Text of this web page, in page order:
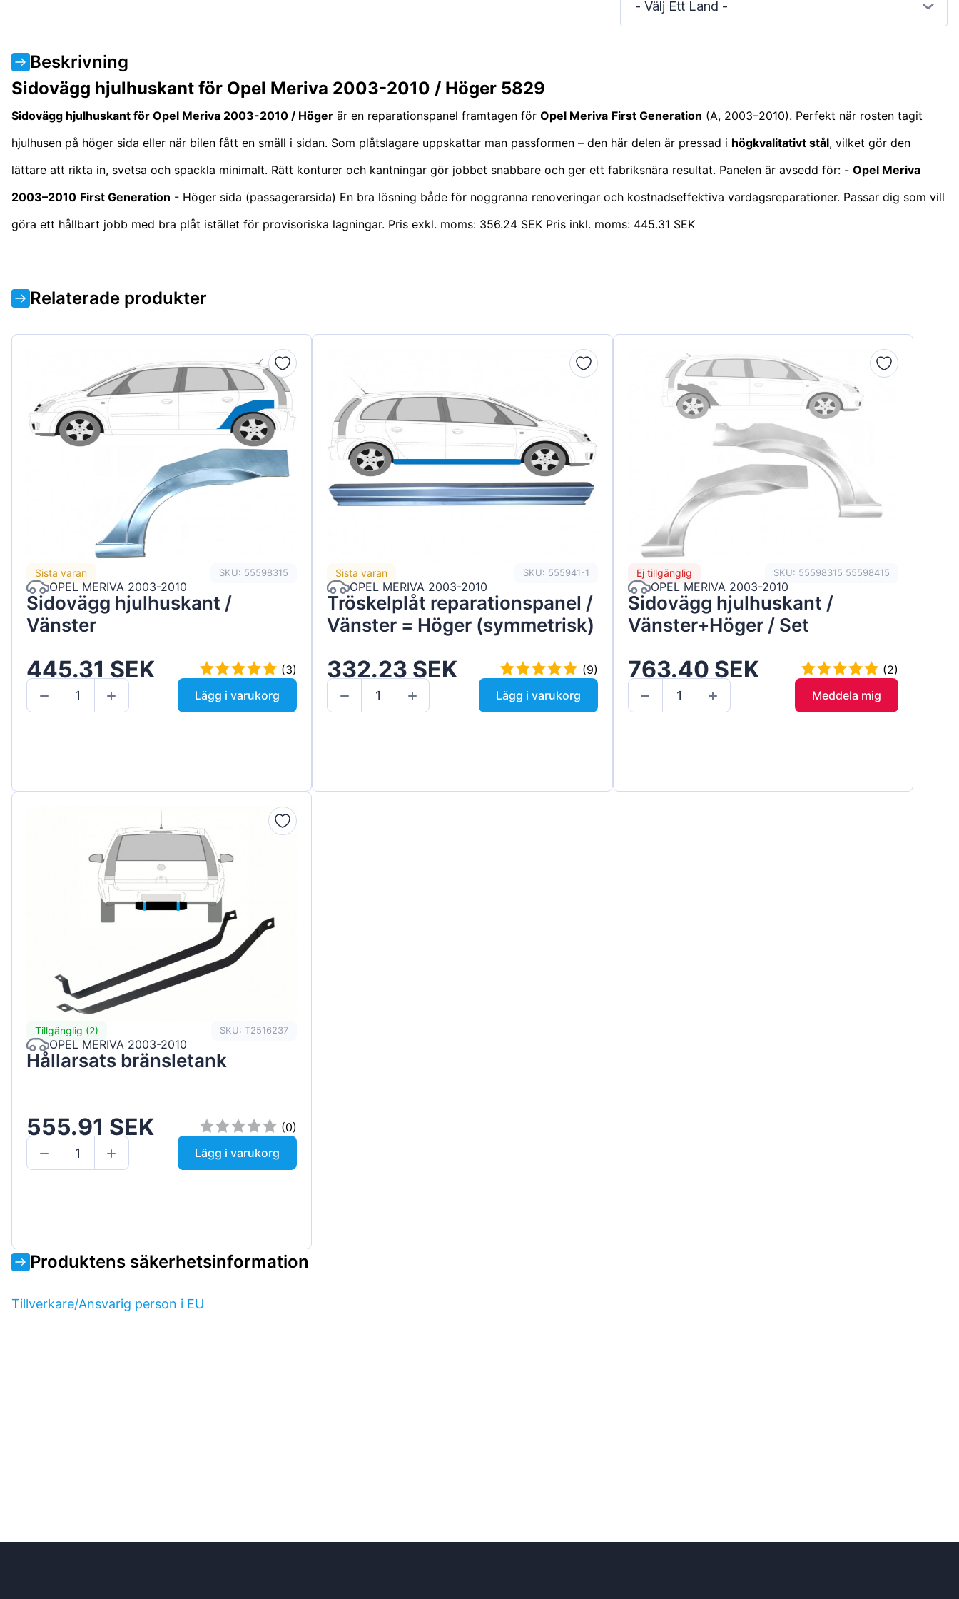
- Välj Ett Land -
Beskrivning
Sidovägg hjulhuskant för Opel Meriva 2003-2010 / Höger 5829
Sidovägg hjulhuskant för Opel Meriva 2003-2010 / Höger är en reparationspanel framtagen för Opel Meriva First Generation (A, 2003–2010). Perfekt när rosten tagit
hjulhusen på höger sida eller när bilen fått en smäll i sidan. Som plåtslagare uppskattar man passformen – den här delen är pressad i högkvalitativt stål, vilket gör den
lättare att rikta in, svetsa och spackla minimalt. Rätt konturer och kantningar gör jobbet snabbare och ger ett fabriksnära resultat. Panelen är avsedd för: - Opel Meriva
2003–2010 First Generation - Höger sida (passagerarsida) En bra lösning både för noggranna renoveringar och kostnadseffektiva vardagsreparationer. Passar dig som vill
göra ett hållbart jobb med bra plåt istället för provisoriska lagningar. Pris exkl. moms: 356.24 SEK Pris inkl. moms: 445.31 SEK
Relaterade produkter
Sista varan SKU: 55598315
OPEL MERIVA 2003-2010
Sidovägg hjulhuskant /
Vänster
445.31 SEK
(3)
Lägg i varukorg
Sista varan SKU: 555941-1
OPEL MERIVA 2003-2010
Tröskelplåt reparationspanel /
Vänster = Höger (symmetrisk)
332.23 SEK
(9)
Lägg i varukorg
Ej tillgänglig SKU: 55598315 55598415
OPEL MERIVA 2003-2010
Sidovägg hjulhuskant /
Vänster+Höger / Set
763.40 SEK
(2)
Meddela mig
Tillgänglig (2) SKU: T2516237
OPEL MERIVA 2003-2010
Hållarsats bränsletank
555.91 SEK
(0)
Lägg i varukorg
Produktens säkerhetsinformation
Tillverkare/Ansvarig person i EU